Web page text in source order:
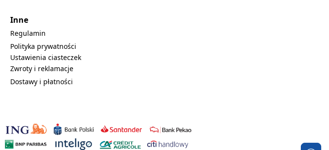
Inne
Regulamin
Polityka prywatności
Ustawienia ciasteczek
Zwroty i reklamacje
Dostawy i płatności